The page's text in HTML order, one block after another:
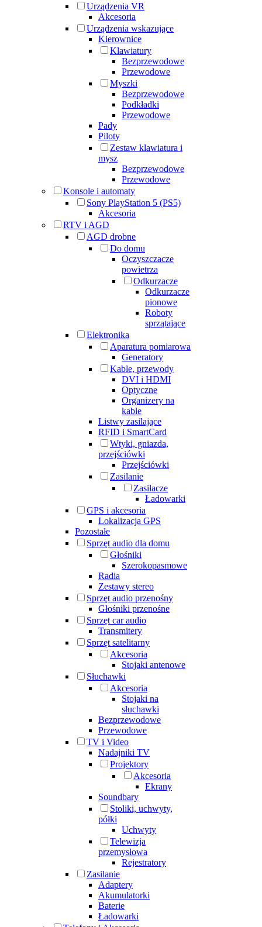
Urządzenia VR
Akcesoria
Urządzenia wskazujące
Kierownice
Klawiatury
Bezprzewodowe
Przewodowe
Myszki
Bezprzewodowe
Podkładki
Przewodowe
Pady
Piloty
Zestaw klawiatura i
mysz
Bezprzewodowe
Przewodowe
Konsole i automaty
Sony PlayStation 5 (PS5)
Akcesoria
RTV i AGD
AGD drobne
Do domu
Oczyszczacze
powietrza
Odkurzacze
Odkurzacze
pionowe
Roboty
sprzątające
Elektronika
Aparatura pomiarowa
Generatory
Kable, przewody
DVI i HDMI
Optyczne
Organizery na
kable
Listwy zasilające
RFID i SmartCard
Wtyki, gniazda,
przejściówki
Przejściówki
Zasilanie
Zasilacze
Ładowarki
GPS i akcesoria
Lokalizacja GPS
Pozostałe
Sprzęt audio dla domu
Głośniki
Szerokopasmowe
Radia
Zestawy stereo
Sprzęt audio przenośny
Głośniki przenośne
Sprzęt car audio
Transmitery
Sprzęt satelitarny
Akcesoria
Stojaki antenowe
Słuchawki
Akcesoria
Stojaki na
słuchawki
Bezprzewodowe
Przewodowe
TV i Video
Nadajniki TV
Projektory
Akcesoria
Ekrany
Soundbary
Stoliki, uchwyty,
półki
Uchwyty
Telewizja
przemysłowa
Rejestratory
Zasilanie
Adaptery
Akumulatorki
Baterie
Ładowarki